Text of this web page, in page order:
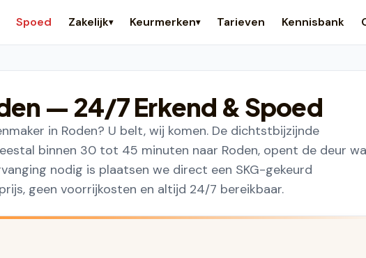
Spoed Zakelijk▾ Keurmerken▾ Tarieven Kennisbank
— 24/7 Erkend & Spoed
in Roden? U belt, wij komen. De dichtstbijzijnde
binnen 30 tot 45 minuten naar Roden, opent de deur
nodig is plaatsen we direct een SKG-gekeurd
geen voorrijkosten en altijd 24/7 bereikbaar.